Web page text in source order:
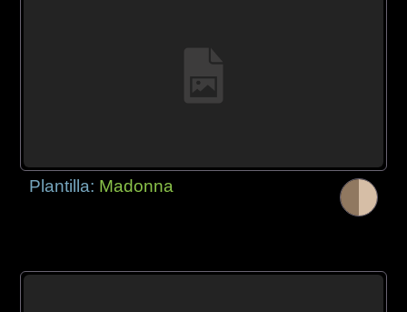
Plantilla: Madonna